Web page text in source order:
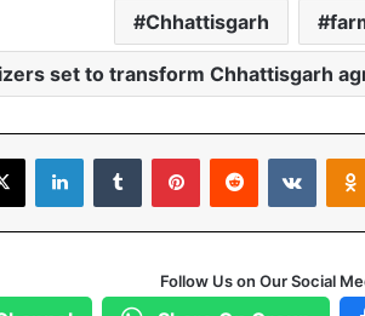
Chhattisgarh
set to transform Chhattisgarh
Follow Us on Our Social